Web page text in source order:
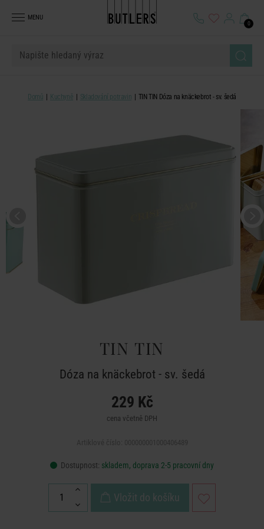
MENU
0
Domů Kuchyně Skladování potravin TIN TIN Dóza na knäckebrot - sv. šedá
TIN TIN
Dóza na knäckebrot - sv. šedá
229 Kč
cena včetně DPH
Dostupnost: skladem, doprava 2-5 pracovní dny
Vložit do košíku